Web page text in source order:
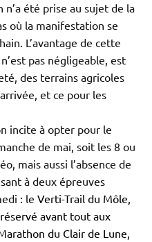
été prise au sujet de la
où la manifestation se
L’avantage de cette
pas négligeable, est
des terrains agricoles
et ce pour les
incite à opter pour le
de mai, soit les 8 ou
mais aussi l’absence de
à deux épreuves
: le Verti-Trail du Môle,
avant tout aux
du Clair de Lune,